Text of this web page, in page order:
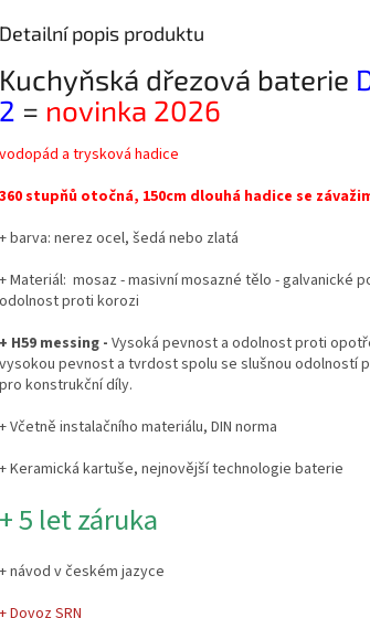
Detailní popis produktu
Kuchyňská dřezová baterie
2 = novinka 2026
vodopád a trysková hadice
360 stupňů otočná, 150cm dlouhá hadice se
+ barva: nerez ocel, šedá nebo zlatá
+ Materiál: mosaz - masivní mosazné tělo - galvanické
odolnost proti korozi
+ H59 messing - Vysoká pevnost a odolnost proti
vysokou pevnost a tvrdost spolu se slušnou odolností
pro konstrukční díly.
+ Včetně instalačního materiálu, DIN norma
+ Keramická kartuše, nejnovější technologie baterie
+ 5 let záruka
+ návod v českém jazyce
+ Dovoz SRN